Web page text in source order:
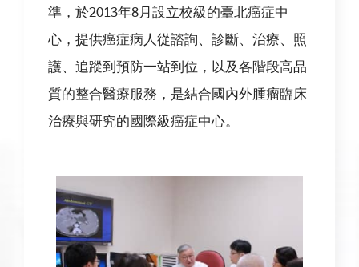
準，於2013年8月設立校級的臺北癌症中
心，提供癌症病人從諮詢、診斷、治療、照
護、追蹤到預防一站到位，以及各階段高品
質的整合醫療服務，是結合國內外腫瘤臨床
治療與研究的國際級癌症中心。